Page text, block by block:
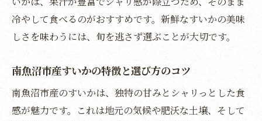
すいかの日持ちと美味しさを守るコツ紹介
保存後も美味しいすいかの食べ方アイデア
すいか直売所で味わう新鮮な美味しさ体験
南魚沼市のすいか直売イベントの楽しみ方
直売所で選ぶすいかのポイントと保存法
冷やして食べるのがおすすめです。新鮮なすいかの美味
しさを味わうには、旬を逃さず選ぶことが大切です。
南魚沼市産すいかの特徴と選び方のコツ
南魚沼市産のすいかは、独特の甘みとシャリっとした食
感が魅力です。これは地元の気候や肥沃な土壌、そして